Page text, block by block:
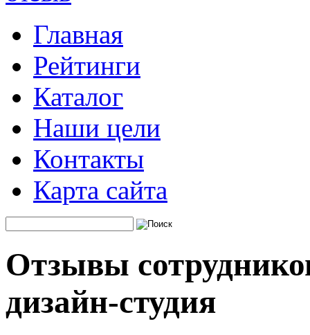
Главная
Рейтинги
Каталог
Наши цели
Контакты
Карта сайта
Отзывы
дизайн-студия